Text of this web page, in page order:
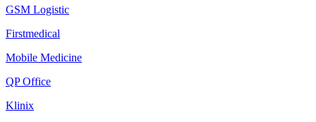
GSM Logistic
Firstmedical
Mobile Medicine
QP Office
Klinix